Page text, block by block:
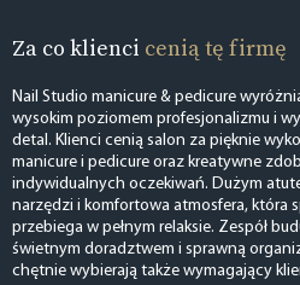
Za co klienci cenią tę firmę
Nail Studio manicure & pedicure
wysokim poziomem profesjonalizmu i
detal. Klienci cenią salon za pięknie
manicure i pedicure oraz kreatywne
indywidualnych oczekiwań. Dużym
narzędzi i komfortowa atmosfera, która
przebiega w pełnym relaksie. Zespół
świetnym doradztwem i sprawną
chętnie wybierają także wymagający